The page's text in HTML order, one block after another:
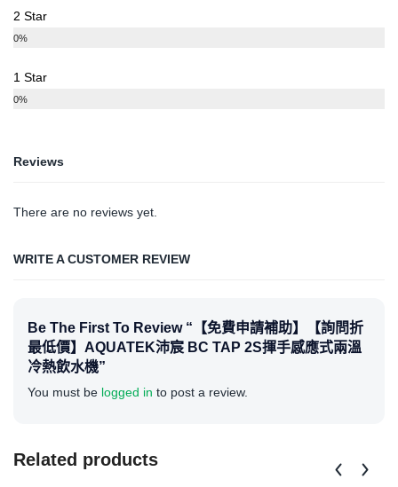
2 Star
0%
1 Star
0%
Reviews
There are no reviews yet.
WRITE A CUSTOMER REVIEW
Be The First To Review “【免費申請補助】【詢問折
最低價】AQUATEK沛宸 BC TAP 2S揮手感應式兩溫
冷熱飲水機”
You must be logged in to post a review.
Related products